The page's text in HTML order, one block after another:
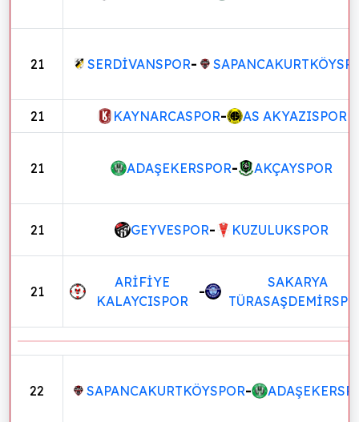
21 SERDİVANSPOR-
21 KAYNARCASPOR- AS AKYAZISPOR
21 ADAŞEKERSPOR- AKÇAYSPOR
21 GEYVESPOR- KUZULUKSPOR
21
ARİFİYE
KALAYCISPOR
-
SAKARYA
22 SAPANCAKURTKÖYSPOR-